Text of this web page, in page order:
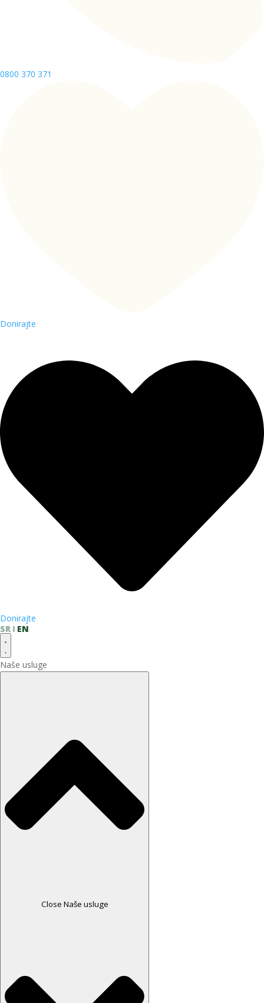
0800 370 371
Donirajte
Donirajte
SR
EN
Naše usluge
Close Naše usluge